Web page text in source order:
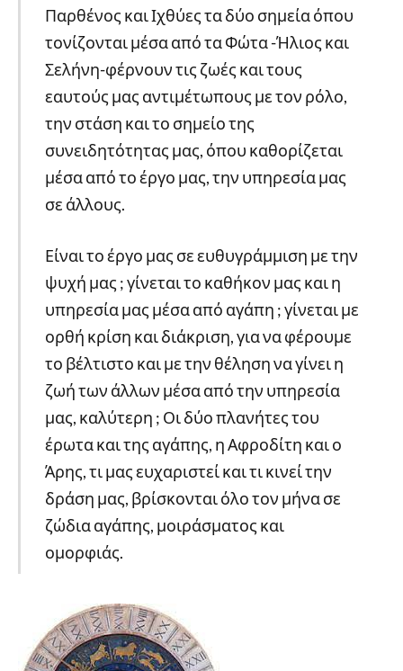
Παρθένος και Ιχθύες τα δύο σημεία όπου
τονίζονται μέσα από τα Φώτα -Ήλιος και
Σελήνη-φέρνουν τις ζωές και τους
εαυτούς μας αντιμέτωπους με τον ρόλο,
την στάση και το σημείο της
συνειδητότητας μας, όπου καθορίζεται
μέσα από το έργο μας, την υπηρεσία μας
σε άλλους.
Είναι το έργο μας σε ευθυγράμμιση με την
ψυχή μας ; γίνεται το καθήκον μας και η
υπηρεσία μας μέσα από αγάπη ; γίνεται με
ορθή κρίση και διάκριση, για να φέρουμε
το βέλτιστο και με την θέληση να γίνει η
ζωή των άλλων μέσα από την υπηρεσία
μας, καλύτερη ; Οι δύο πλανήτες του
έρωτα και της αγάπης, η Αφροδίτη και ο
Άρης, τι μας ευχαριστεί και τι κινεί την
δράση μας, βρίσκονται όλο τον μήνα σε
ζώδια αγάπης, μοιράσματος και
ομορφιάς.